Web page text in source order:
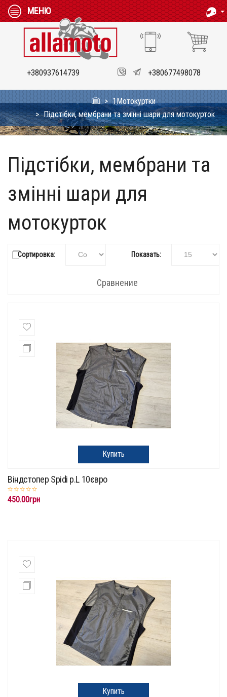
МЕНЮ
+380937614739 +380677498078
1Мотокуртки
Підстібки, мембрани та змінні шари для мотокурток
Підстібки, мембрани та
змінні шари для
мотокурток
Сортировка: Показать:
Сравнение
Купить
Віндстопер Spidi p.L 10євро
450.00грн
Купить